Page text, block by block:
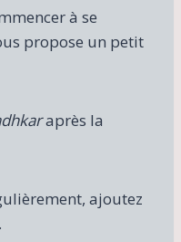
à se
propose un petit
après la
ajoutez